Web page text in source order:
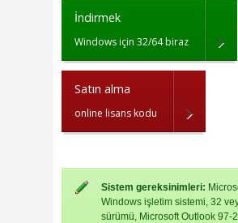
İndirmek
Windows için 32/64 biraz
Satın alma
online lisans kodu
Sistem gereksinimleri:
Windows işletim sistemi, 32
sürümü, Microsoft Outlook 97-